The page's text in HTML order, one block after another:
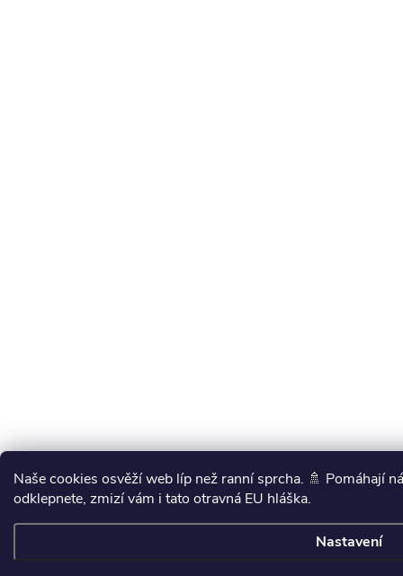
Naše cookies osvěží web líp než ranní sprcha. 🚿 Pomáhají
odklepnete, zmizí vám i tato otravná EU hláška.
Nastavení